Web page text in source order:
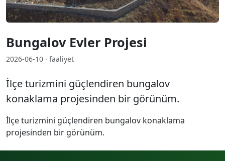
Bungalov Evler Projesi
2026-06-10 · faaliyet
İlçe turizmini güçlendiren bungalov
konaklama projesinden bir görünüm.
İlçe turizmini güçlendiren bungalov konaklama
projesinden bir görünüm.